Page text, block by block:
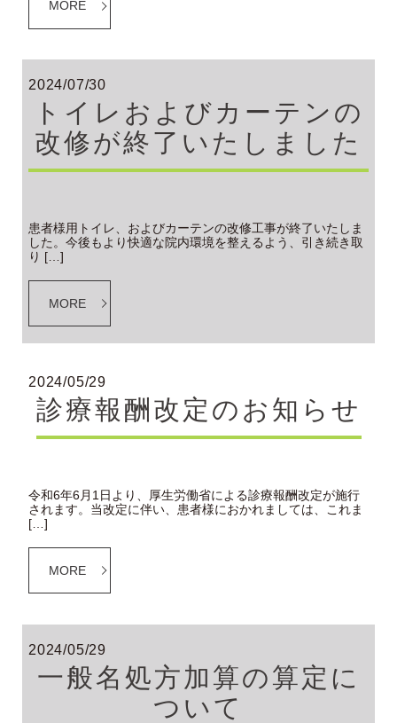
MORE
2024/07/30
トイレおよびカーテンの
改修が終了いたしました
患者様用トイレ、およびカーテンの改修工事が終了いたしま
した。今後もより快適な院内環境を整えるよう、引き続き取
り […]
MORE
2024/05/29
診療報酬改定のお知らせ
令和6年6月1日より、厚生労働省による診療報酬改定が施行
されます。当改定に伴い、患者様におかれましては、これま
[…]
MORE
2024/05/29
一般名処方加算の算定に
ついて